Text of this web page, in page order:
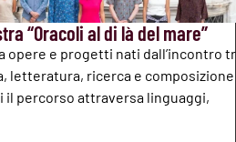
“Oracoli al di là del mare”
opere e progetti nati dall’incontro
letteratura, ricerca e composizione
il percorso attraversa linguaggi,